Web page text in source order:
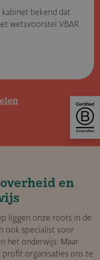
bekend dat
wetsvoorstel VBAR
en
liggen onze roots in de
ook specialist voor
het onderwijs. Maar
organisaties ons te